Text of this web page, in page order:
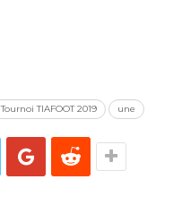
Tournoi TIAFOOT 2019 une